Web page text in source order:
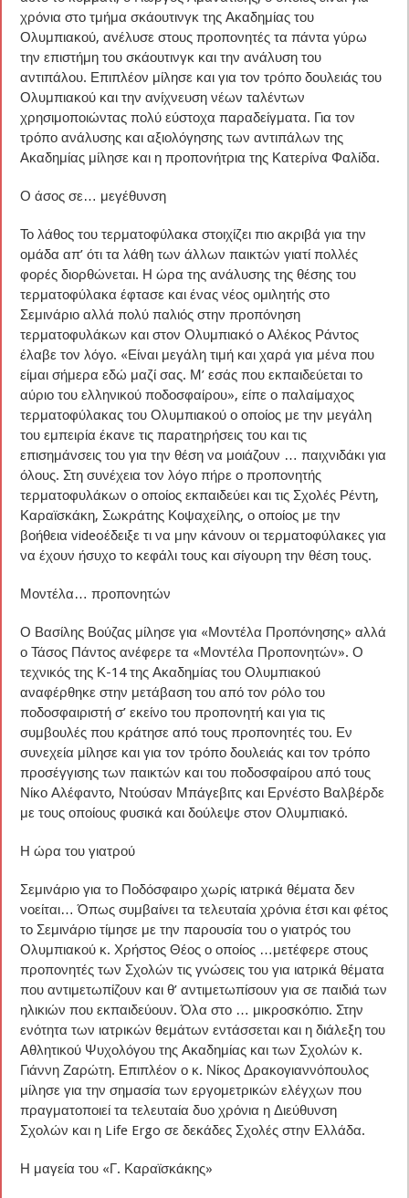
χρόνια στο τμήμα σκάουτινγκ της Ακαδημίας του
Ολυμπιακού, ανέλυσε στους προπονητές τα πάντα γύρω
την επιστήμη του σκάουτινγκ και την ανάλυση του
αντιπάλου. Επιπλέον μίλησε και για τον τρόπο δουλειάς του
Ολυμπιακού και την ανίχνευση νέων ταλέντων
χρησιμοποιώντας πολύ εύστοχα παραδείγματα. Για τον
τρόπο ανάλυσης και αξιολόγησης των αντιπάλων της
Ακαδημίας μίλησε και η προπονήτρια της Κατερίνα Φαλίδα.
Ο άσος σε… μεγέθυνση
Το λάθος του τερματοφύλακα στοιχίζει πιο ακριβά για την
ομάδα απ’ ότι τα λάθη των άλλων παικτών γιατί πολλές
φορές διορθώνεται. Η ώρα της ανάλυσης της θέσης του
τερματοφύλακα έφτασε και ένας νέος ομιλητής στο
Σεμινάριο αλλά πολύ παλιός στην προπόνηση
τερματοφυλάκων και στον Ολυμπιακό ο Αλέκος Ράντος
έλαβε τον λόγο. «Είναι μεγάλη τιμή και χαρά για μένα που
είμαι σήμερα εδώ μαζί σας. Μ’ εσάς που εκπαιδεύεται το
αύριο του ελληνικού ποδοσφαίρου», είπε ο παλαίμαχος
τερματοφύλακας του Ολυμπιακού ο οποίος με την μεγάλη
του εμπειρία έκανε τις παρατηρήσεις του και τις
επισημάνσεις του για την θέση να μοιάζουν … παιχνιδάκι για
όλους. Στη συνέχεια τον λόγο πήρε ο προπονητής
τερματοφυλάκων ο οποίος εκπαιδεύει και τις Σχολές Ρέντη,
Καραϊσκάκη, Σωκράτης Κοψαχείλης, ο οποίος με την
βοήθεια videoέδειξε τι να μην κάνουν οι τερματοφύλακες για
να έχουν ήσυχο το κεφάλι τους και σίγουρη την θέση τους.
Μοντέλα… προπονητών
Ο Βασίλης Βούζας μίλησε για «Μοντέλα Προπόνησης» αλλά
ο Τάσος Πάντος ανέφερε τα «Μοντέλα Προπονητών». Ο
τεχνικός της Κ-14 της Ακαδημίας του Ολυμπιακού
αναφέρθηκε στην μετάβαση του από τον ρόλο του
ποδοσφαιριστή σ’ εκείνο του προπονητή και για τις
συμβουλές που κράτησε από τους προπονητές του. Εν
συνεχεία μίλησε και για τον τρόπο δουλειάς και τον τρόπο
προσέγγισης των παικτών και του ποδοσφαίρου από τους
Νίκο Αλέφαντο, Ντούσαν Μπάγεβιτς και Ερνέστο Βαλβέρδε
με τους οποίους φυσικά και δούλεψε στον Ολυμπιακό.
Η ώρα του γιατρού
Σεμινάριο για το Ποδόσφαιρο χωρίς ιατρικά θέματα δεν
νοείται… Όπως συμβαίνει τα τελευταία χρόνια έτσι και φέτος
το Σεμινάριο τίμησε με την παρουσία του ο γιατρός του
Ολυμπιακού κ. Χρήστος Θέος ο οποίος …μετέφερε στους
προπονητές των Σχολών τις γνώσεις του για ιατρικά θέματα
που αντιμετωπίζουν και θ’ αντιμετωπίσουν για σε παιδιά των
ηλικιών που εκπαιδεύουν. Όλα στο … μικροσκόπιο. Στην
ενότητα των ιατρικών θεμάτων εντάσσεται και η διάλεξη του
Αθλητικού Ψυχολόγου της Ακαδημίας και των Σχολών κ.
Γιάννη Ζαρώτη. Επιπλέον ο κ. Νίκος Δρακογιαννόπουλος
μίλησε για την σημασία των εργομετρικών ελέγχων που
πραγματοποιεί τα τελευταία δυο χρόνια η Διεύθυνση
Σχολών και η Life Ergo σε δεκάδες Σχολές στην Ελλάδα.
Η μαγεία του «Γ. Καραϊσκάκης»